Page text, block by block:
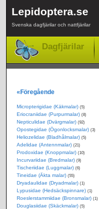
Lepidoptera.se
Svenska dagfjärilar och nattfjärilar
Dagfjärilar
«Föregående
Micropterigidae (Käkmalar) (5)
Eriocraniidae (Purpurmalar) (8)
Nepticulidae (Dvärgmalar) (92)
Opostegidae (Ögonlocksmalar) (3)
Heliozelidae (Bladhålmalar) (5)
Adelidae (Antennmalar) (21)
Prodoxidae (Knoppmalar) (10)
Incurvariidae (Bredmalar) (9)
Tischeriidae (Luggmalar) (6)
Tineidae (Äkta malar) (55)
Dryadaulidae (Dryadmalar) (1)
Lypusidae (Hedsäckspinnare) (1)
Roeslerstammiidae (Bronsmalar) (1)
Douglasiidae (Skäckmalar) (5)